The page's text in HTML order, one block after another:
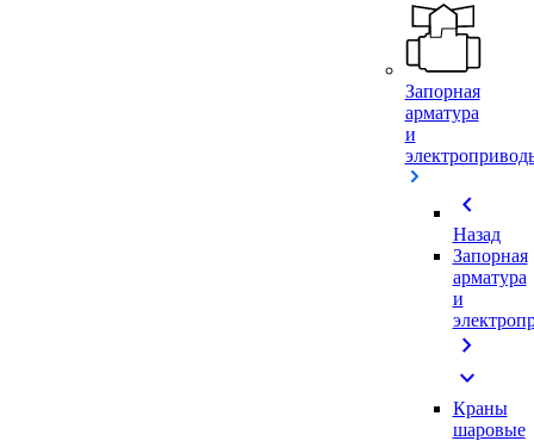
Запорная
арматура
и
chevron_left
Назад
Запорная
арматура
и
chevron_right
expand_more
Краны
шаровые